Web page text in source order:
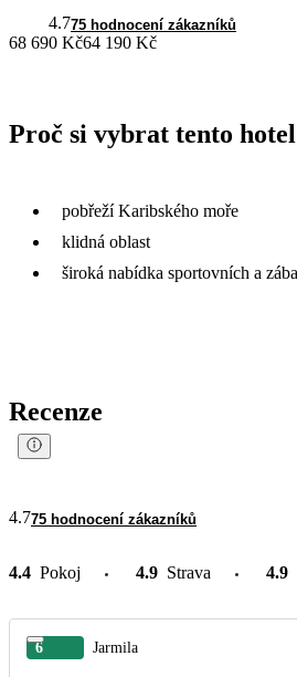
4.775 hodnocení zákazníků
68 690 Kč64 190 Kč
Proč si vybrat tento hotel
pobřeží Karibského moře
klidná oblast
široká nabídka sportovních a
Recenze
4.775 hodnocení zákazníků
4.4 Pokoj 4.9 Strava 4.9
6 Jarmila